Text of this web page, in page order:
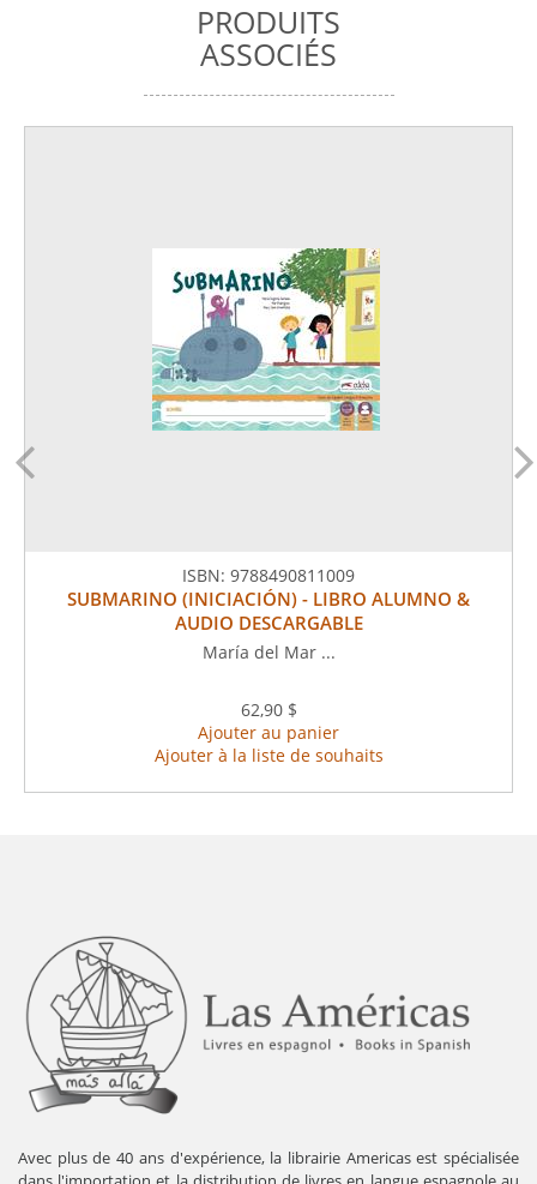
PRODUITS
ASSOCIÉS
ISBN: 9788490811009
SUBMARINO (INICIACIÓN) - LIBRO ALUMNO &
AUDIO DESCARGABLE
María del Mar ...
62,90 $
Ajouter au panier
Ajouter à la liste de souhaits
Avec plus de 40 ans d'expérience, la librairie Americas est spécialisée